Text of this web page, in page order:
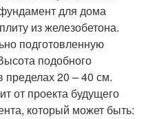
для дома
из железобетона.
подготовленную
подобного
пределах 20 – 40 см.
от проекта будущего
который может быть: